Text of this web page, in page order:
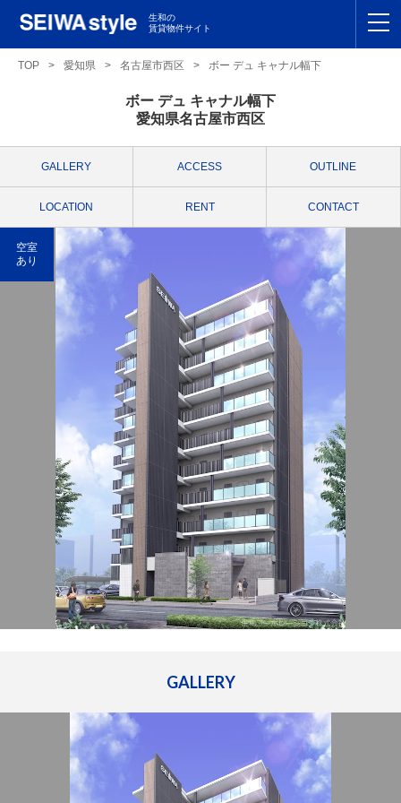
生和の
賃貸物件サイト
TOP
九州 TOP
支店一覧
管理建物一覧
企業情報 採用情報
プライバシー
ポリシー
サイトマップ
閉じる
TOP > 愛知県 > 名古屋市西区 > ボー デュ キャナル幅下
ボー デュ キャナル幅下
愛知県名古屋市西区
GALLERY ACCESS OUTLINE
LOCATION RENT CONTACT
空室
あり
GALLERY